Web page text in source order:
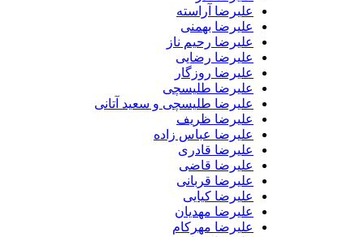
علیرضا آراسته
علیرضا بهمنی
علیرضا رحیم ناز
علیرضا رضایی
علیرضا روزگار
علیرضا طلیسچی
علیرضا طلیسچی و سعید آتانی
علیرضا ظریف
علیرضا عباس زاده
علیرضا قادری
علیرضا قاضی
علیرضا قربانی
علیرضا کیایی
علیرضا مهدیان
علیرضا مهرکام